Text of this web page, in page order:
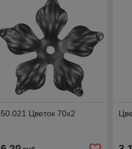
50.021 Цветок 70x2